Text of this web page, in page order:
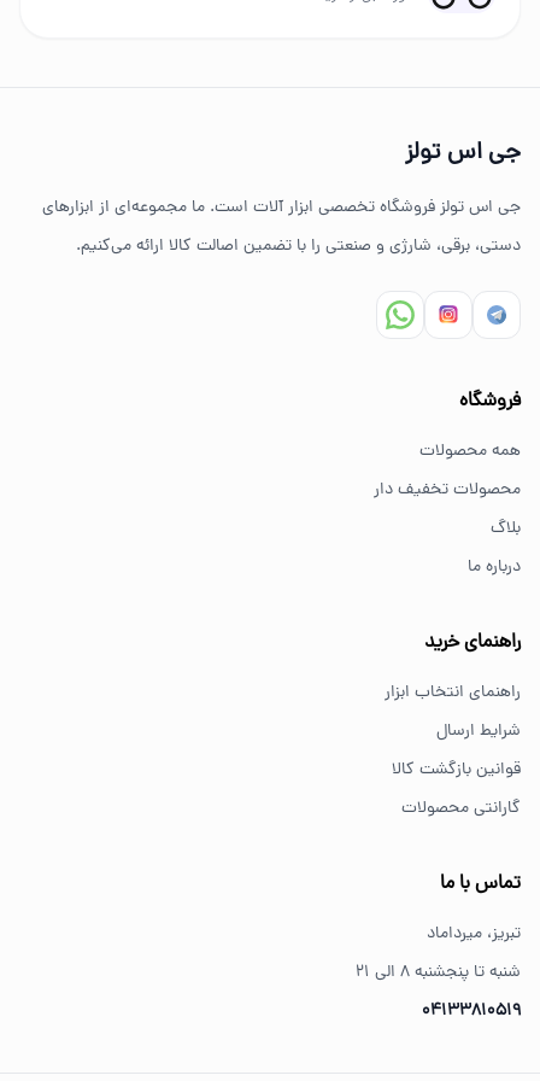
ضمانت اصالت کالا
مشاوره تخصصی خرید ابزار
برای کارهای خانگی معمولاً ابزارهای سبک مانند دریل شارژی،
از کجا ابزار اصل بخریم؟
جی اس تولز
جی اس تولز فروشگاه تخصصی ابزار آلات است. ما مجموعه‌ای از ابزارهای
دستی، برقی، شارژی و صنعتی را با تضمین اصالت کالا ارائه می‌کنیم.
فروشگاه
همه محصولات
محصولات تخفیف دار
بلاگ
درباره ما
راهنمای خرید
راهنمای انتخاب ابزار
شرایط ارسال
قوانین بازگشت کالا
گارانتی محصولات
تماس با ما
تبریز، میرداماد
شنبه تا پنجشنبه ۸ الی ۲۱
04133810519